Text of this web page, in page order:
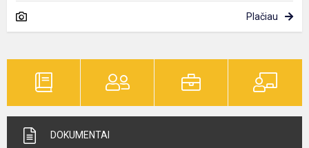
Plačiau
DOKUMENTAI